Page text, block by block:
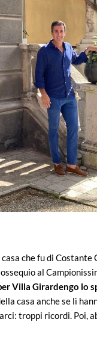
che fu di
al
Villa Girardengo lo
casa anche se lì
troppi ricordi. Poi,